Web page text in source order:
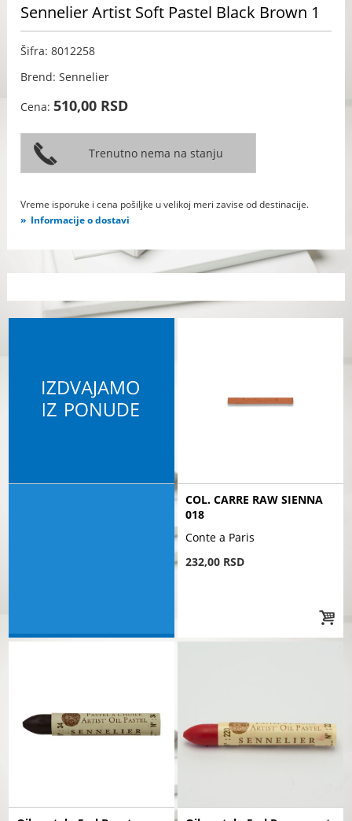
Sennelier Artist Soft Pastel Black Brown 1
Šifra: 8012258
Brend: Sennelier
Cena:510,00 RSD
Vreme isporuke i cena pošiljke u velikoj meri zavise od destinacije.
Informacije o dostavi
COL. CARRE RAW SIENNA
018
Conte a Paris
232,00 RSD